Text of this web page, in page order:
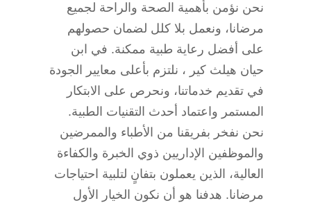
نحن نؤمن بأهمية الصحة والراحة لجميع
مرضانا، ونعمل بلا كلل لضمان حصولهم
على أفضل رعاية طبية ممكنة. في ابن
حيان هيلث كير ، نلتزم بأعلى معايير الجودة
في تقديم خدماتنا، ونحرص على الابتكار
المستمر واعتماد أحدث التقنيات الطبية.
نحن نفخر بفريقنا من الأطباء والممرضين
والموظفين الإداريين ذوي الخبرة والكفاءة
العالية، الذين يعملون بتفانٍ لتلبية احتياجات
مرضانا. هدفنا هو أن نكون الخيار الأول